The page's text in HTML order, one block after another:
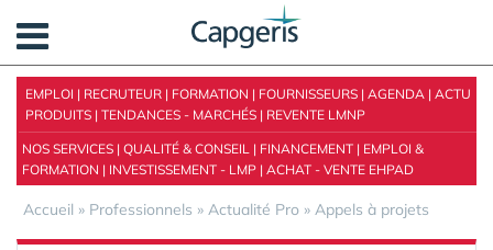
EMPLOI | RECRUTEUR | FORMATION | FOURNISSEURS | AGENDA | ACTU
PRODUITS | TENDANCES - MARCHÉS | REVENTE LMNP
NOS SERVICES | QUALITÉ & CONSEIL | FINANCEMENT | EMPLOI &
FORMATION | INVESTISSEMENT - LMP | ACHAT - VENTE EHPAD
Accueil » Professionnels » Actualité Pro » Appels à projets
Panneau de gestion des cookies